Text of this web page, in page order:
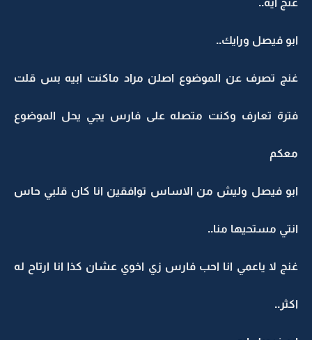
غنج ايه..
ابو فيصل ورايك..
غنج تصرف عن الموضوع اصلن مراد ماكنت ابيه بس قلت
فترة تعارف وكنت متصله على فارس يجي يحل الموضوع
معكم
ابو فيصل وليش من الاساس توافقين انا كان قلبي حاس
انتي مستحيها منا..
غنج لا ياعمي انا احب فارس زي اخوي عشان كذا انا ارتاح له
اكثر..